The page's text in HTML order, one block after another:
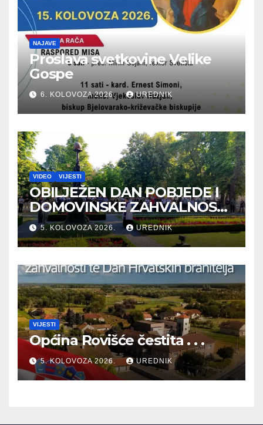
NAJAVE
Proslava svetkovine Velike
Gospe
6. KOLOVOZA 2026. UREDNIK
VIDEO VIJESTI
OBILJEŽEN DAN POBJEDE I
DOMOVINSKE ZAHVALNOSTI
TE DAN HRVATSKIH
BRANITELJA
5. KOLOVOZA 2026. UREDNIK
VIJESTI
Općina Rovišće čestita . . .
5. KOLOVOZA 2026. UREDNIK